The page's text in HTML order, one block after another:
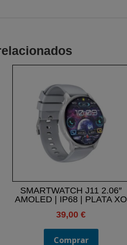
SMARTWATCH J11 2.06″
AMOLED | IP68 | PLATA XO
39,00€
Comprar